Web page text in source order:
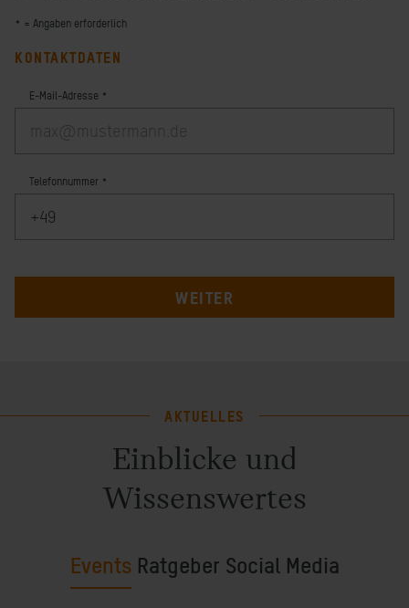
* = Angaben erforderlich
KONTAKTDATEN
E-Mail-Adresse *
Telefonnummer *
WEITER
AKTUELLES
Einblicke und
Wissenswertes
Events Ratgeber Social Media